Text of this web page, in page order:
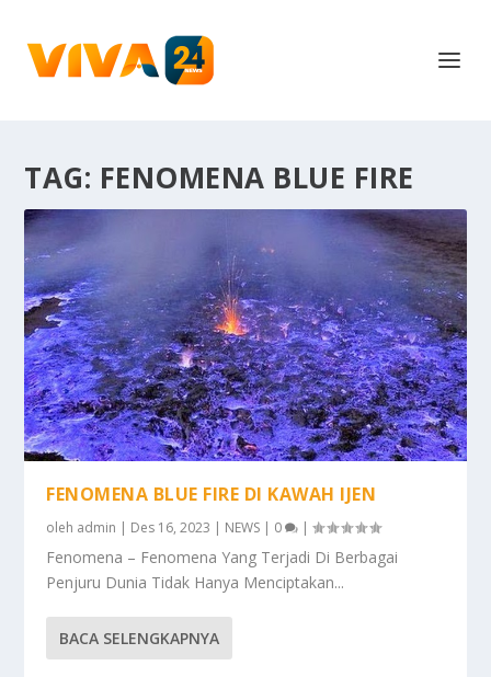
TAG: FENOMENA BLUE FIRE
FENOMENA BLUE FIRE DI KAWAH IJEN
oleh admin | Des 16, 2023 | NEWS | 0 |
Fenomena – Fenomena Yang Terjadi Di Berbagai
Penjuru Dunia Tidak Hanya Menciptakan...
BACA SELENGKAPNYA